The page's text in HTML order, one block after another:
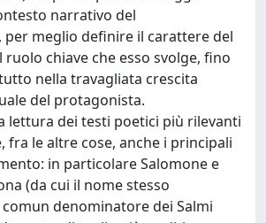
narrativo del
per meglio definire il carattere del
chiave che esso svolge, fino
nella travagliata crescita
del protagonista.
lettura dei testi poetici più rilevanti
fra le altre cose, anche i principali
in particolare Salomone e
(da cui il nome stesso
comun denominatore dei Salmi